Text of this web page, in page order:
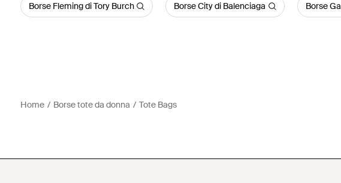
Borse Fleming di Tory Burch Borse City di Balenciaga Borse
Home Borse tote da donna Tote Bags